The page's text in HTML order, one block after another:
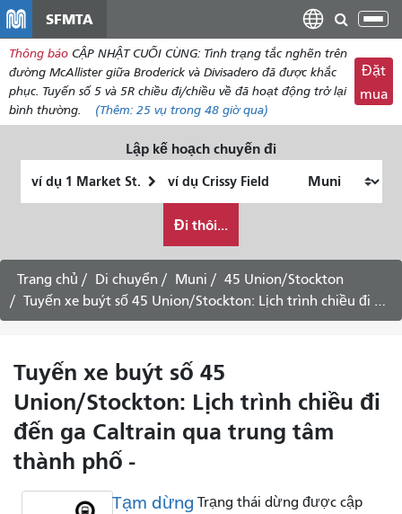
dung
SFMTA
Thông báo CẬP NHẬT CUỐI CÙNG: Tình trạng tắc nghẽn trên
đường McAllister giữa Broderick và Divisadero đã được khắc
phục. Tuyến số 5 và 5R chiều đi/chiều về đã hoạt động trở lại
bình thường.
(Thêm: 25 vụ trong 48 giờ qua)
Đặt
mua
Lập kế hoạch chuyến đi
thúc
muốn
đi
du
lịch
như
nào
Đi thôi...
Trang chủ Di chuyển Muni
45 Union/Stockton
Tuyến xe buýt số 45 Union/Stockton: Lịch trình chiều đi Caltrain qua trung tâm thành phố - ngày 3 tháng 8 năm 2026
Tuyến xe buýt số 45
Union/Stockton: Lịch trình chiều đi
đến ga Caltrain qua trung tâm
thành phố -
Tạm dừng Trạng thái dừng được cập